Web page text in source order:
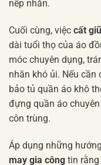
nếp nhăn.
Cuối cùng, việc cất
dài tuổi thọ của áo
móc chuyên dụng,
nhăn khó ủi. Nếu
bảo tủ quần áo khô
đựng quần áo
côn trùng.
Áp dụng những
may gia công tin